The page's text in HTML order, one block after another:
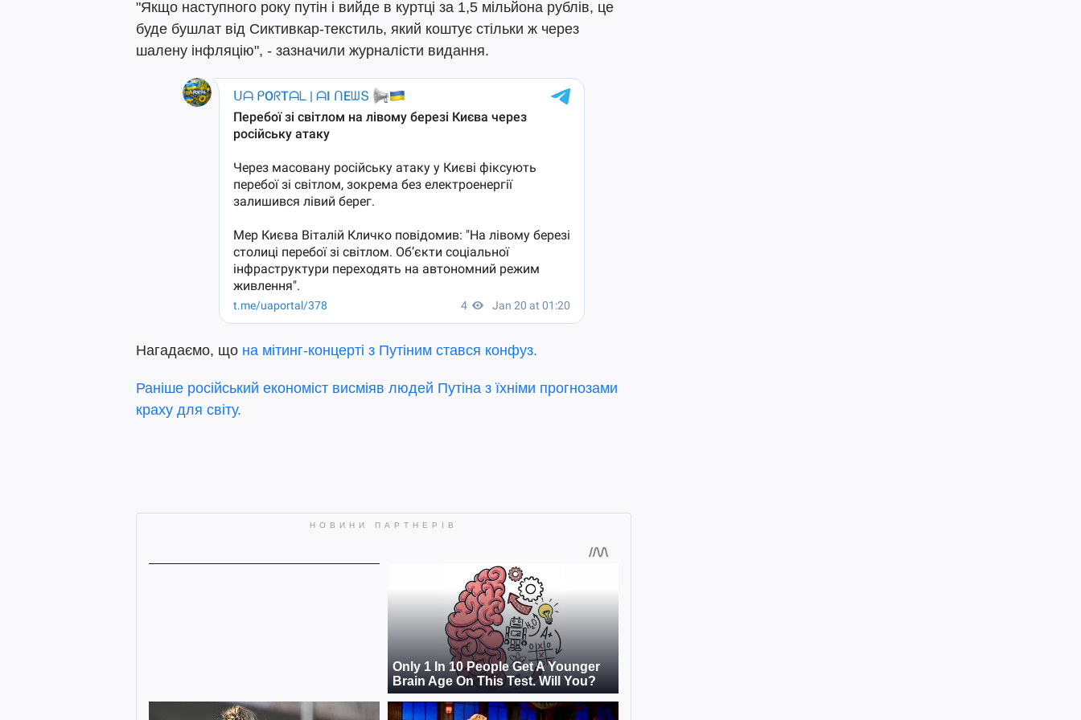
"Якщо наступного року путін і вийде в куртці за 1,5 мільйона рублів, це
буде бушлат від Сиктивкар-текстиль, який коштує стільки ж через
шалену інфляцію", - зазначили журналісти видання.
Нагадаємо, що на мітинг-концерті з Путіним стався конфуз.
Раніше російський економіст висміяв людей Путіна з їхніми прогнозами
краху для світу.